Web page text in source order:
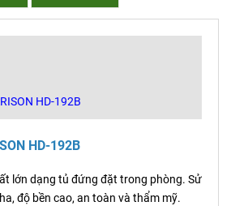
HD-192B
HD-192B
lớn dạng tủ đứng đặt trong phòng. Sử
độ bền cao, an toàn và thẩm mỹ.